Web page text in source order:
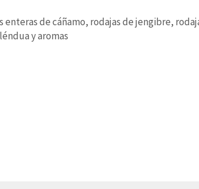
de cáñamo, rodajas de jengibre,
y aromas